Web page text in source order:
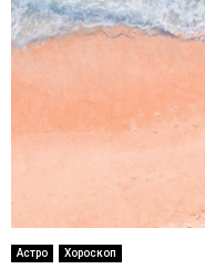
Астро Хороскоп